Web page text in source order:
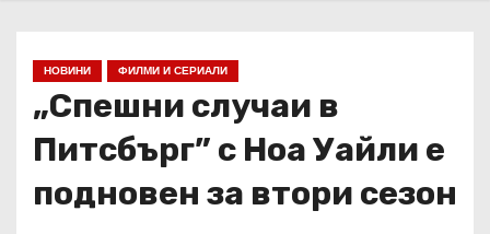
НОВИНИ ФИЛМИ И СЕРИАЛИ
„Спешни случаи в
Питсбърг” с Ноа Уайли е
подновен за втори сезон